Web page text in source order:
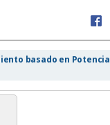
basado en Potencia